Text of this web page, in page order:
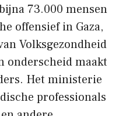
73.000 mensen
offensief in Gaza,
Volksgezondheid
onderscheid maakt
Het ministerie
professionals